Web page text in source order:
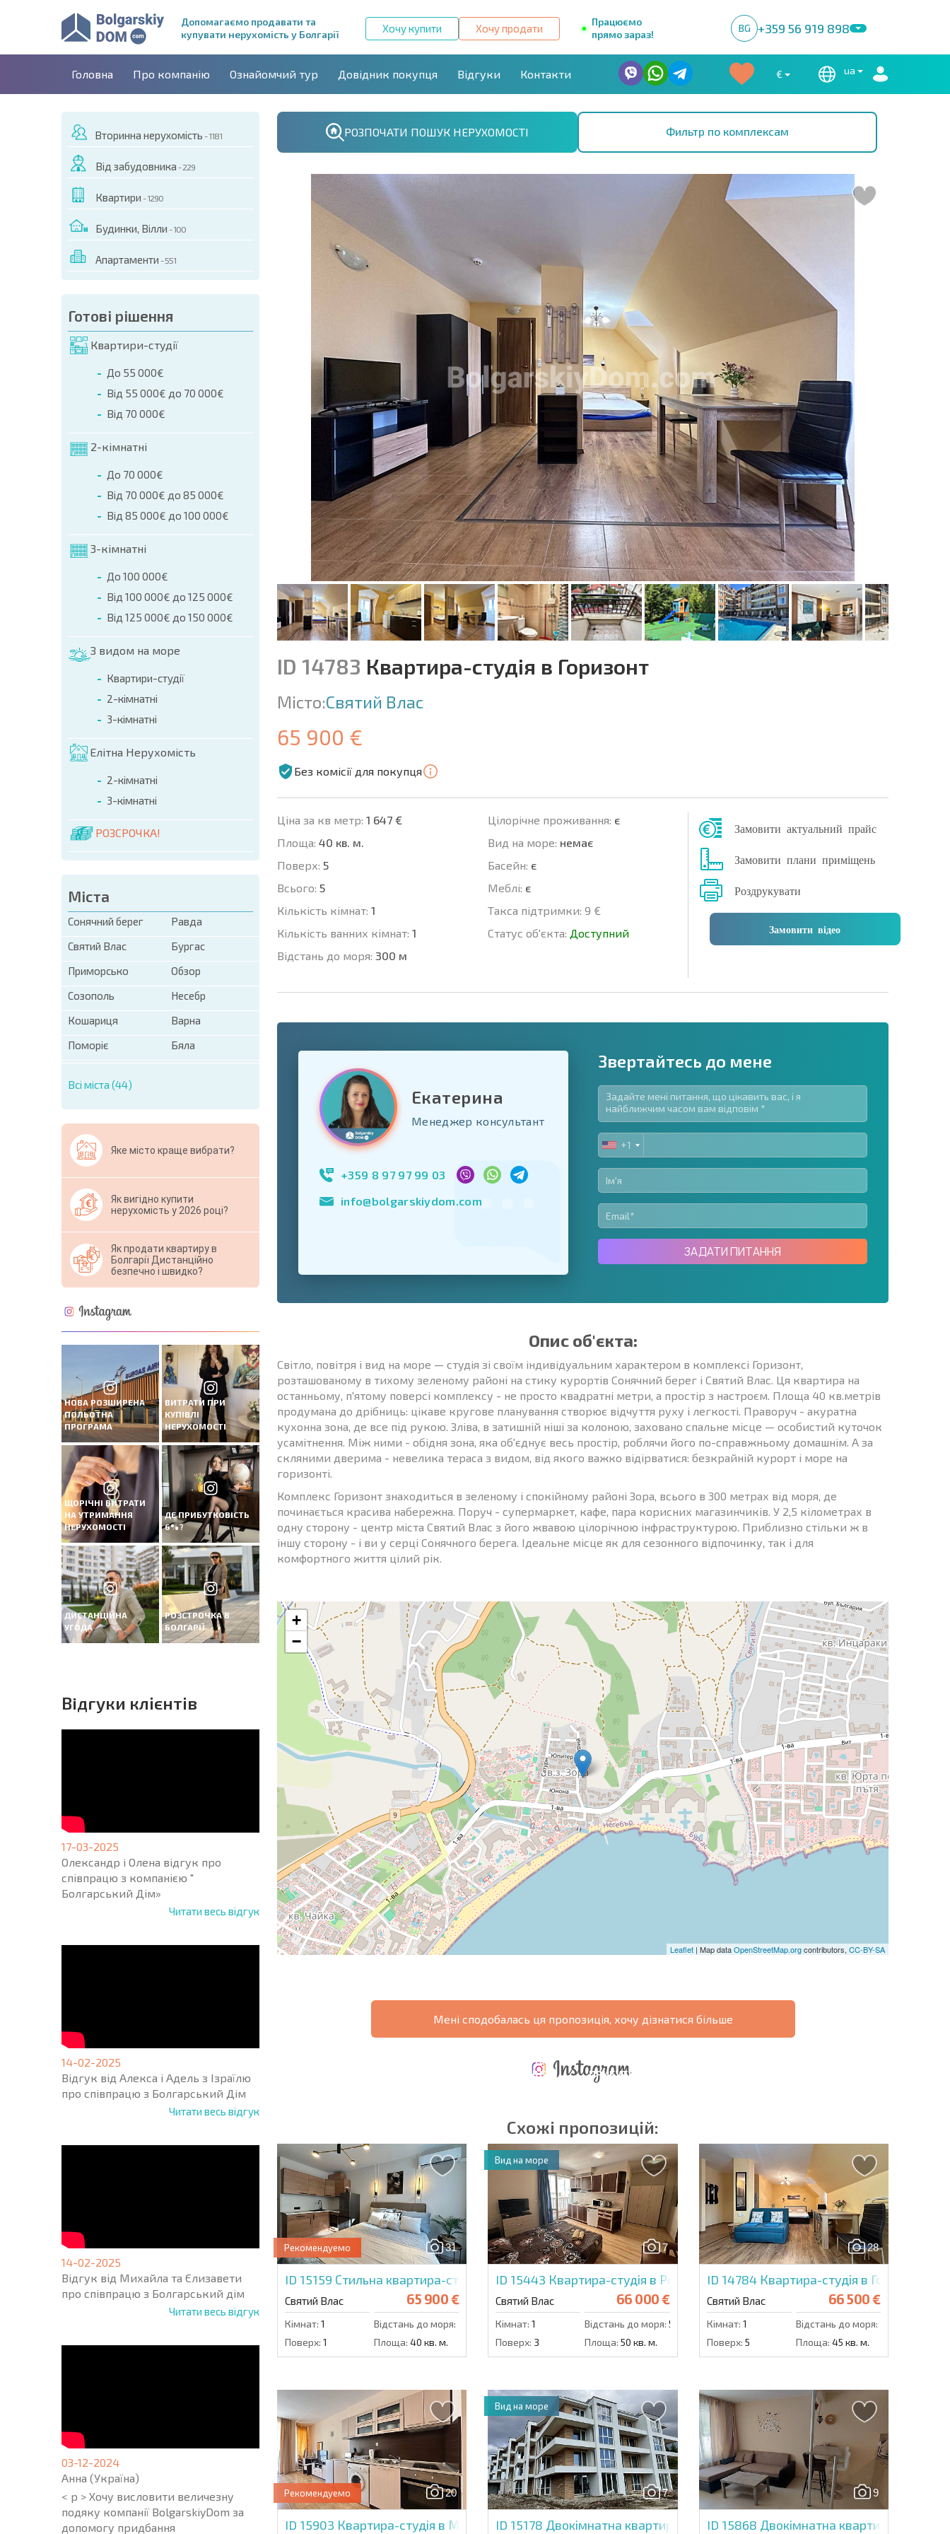
Допомагаємо продавати та
купувати нерухомість у Болгарії
Хочу купити Хочу продати
Працюємо
прямо зараз!
BG +359 56 919 898
Головна Про компанію Ознайомчий тур Довідник покупця Відгуки Контакти € ua
Вторинна нерухомість - 1181
Від забудовника - 229
Квартири - 1290
Будинки, Вілли - 100
Апартаменти - 551
Готові рішення
Квартири-студії
До 55 000€
Від 55 000€ до 70 000€
Від 70 000€
2-кімнатні
До 70 000€
Від 70 000€ до 85 000€
Від 85 000€ до 100 000€
3-кімнатні
До 100 000€
Від 100 000€ до 125 000€
Від 125 000€ до 150 000€
З видом на море
Квартири-студії
2-кімнатні
3-кімнатні
Елітна Нерухомість
2-кімнатні
3-кімнатні
РОЗСРОЧКА!
Міста
Сонячний берег
Равда
Святий Влас
Бургас
Приморсько
Обзор
Созополь
Несебр
Кошариця
Варна
Поморіє
Бяла
Всі міста (44)
Яке місто краще вибрати?
Як вигідно купити
нерухомість у 2026 році?
Як продати квартиру в
Болгарії Дистанційно
безпечно і швидко?
НОВА РОЗШИРЕНА
ПОЛЬОТНА
ПРОГРАМА
ВИТРАТИ ПРИ
КУПІВЛІ
НЕРУХОМОСТІ
ЩОРІЧНІ ВИТРАТИ
НА УТРИМАННЯ
НЕРУХОМОСТІ
ДЕ ПРИБУТКОВІСТЬ
6%?
ДИСТАНЦІЙНА
УГОДА
РОЗСТРОЧКА В
БОЛГАРІЇ
Вiдгуки клієнтів
17-03-2025
Олександр і Олена відгук про
співпрацю з компанією "
Болгарський Дім»
Читати весь відгук
14-02-2025
Відгук від Алекса і Адель з Ізраїлю
про співпрацю з Болгарський Дім
Читати весь відгук
14-02-2025
Відгук від Михайла та Єлизавети
про співпрацю з Болгарський дім
Читати весь відгук
03-12-2024
Анна (Україна)
< p > Хочу висловити величезну
подяку компанії BolgarskiyDom за
допомогу придбання
РОЗПОЧАТИ ПОШУК НЕРУХОМОСТІ Фильтр по комплексам
ЦЬОГО ОБ'ЄКТА
(Ім'я, E-mail, Телефон)
+359 8 9797 99 03
ID 14783 Квартира-студія в Горизонт
Місто:Святий Влас
65 900 €
Без комісії для покупця
Ціна за кв метр: 1 647 €
Площа: 40 кв. м.
Поверх: 5
Всього: 5
Кількість кімнат: 1
Кількість ванних кімнат: 1
Відстань до моря: 300 м
Цілорічне проживання: є
Вид на море: немає
Баcейн: є
Меблі: є
Такса підтримки: 9 €
Статус об'єкта: Доступний
Замовити актуальний прайс
Замовити плани приміщень
Роздрукувати
Замовити відео
United
+1
* Поля обов'язкові для заповнення
Свернуть форму
Підписатися на розсилку | Натискаючи кнопку, ви дозволяєте
використання своїх даних.
Надіслати повідомлення
Екатерина
Менеджер консультант
+359 8 97 97 99 03
info@bolgarskiydom.com
Звертайтесь до мене
UNITED
STATES
+1
+1
ЗАДАТИ ПИТАННЯ
Опис об'єкта:
Світло, повітря і вид на море — студія зі своїм індивідуальним характером в комплексі Горизонт,
розташованому в тихому зеленому районі на стику курортів Сонячний берег і Святий Влас. Ця квартира на
останньому, п'ятому поверсі комплексу - не просто квадратні метри, а простір з настроєм. Площа 40 кв.метрiв
продумана до дрібниць: цікаве кругове планування створює відчуття руху і легкості. Праворуч - акуратна
кухонна зона, де все під рукою. Зліва, в затишній ніші за колоною, заховано спальне місце — особистий куточок
усамітнення. Між ними - обідня зона, яка об'єднує весь простір, роблячи його по-справжньому домашнім. А за
скляними дверима - невелика тераса з видом, від якого важко відірватися: безкрайній курорт і море на
горизонті.
Комплекс Горизонт знаходиться в зеленому і спокійному районі Зора, всього в 300 метрах від моря, де
починається красива набережна. Поруч - супермаркет, кафе, пара корисних магазинчиків. У 2,5 кілометрах в
одну сторону - центр міста Святий Влас з його жвавою цілорічною інфраструктурою. Приблизно стільки ж в
іншу сторону - і ви у серці Сонячного берега. Ідеальне місце як для сезонного відпочинку, так і для
комфортного життя цілий рік.
+
−
Leaflet | Map dataOpenStreetMap.orgcontributors, CC-BY-SA
Мені сподобалась ця пропозиція, хочу дізнатися більше
* Поля обов'язкові для заповнення
Підписатися на розсилку | Натискаючи кнопку, ви дозволяєте
використання своїх даних.
Надіслати повідомлення
ВИТРАТИ НА
УТРИМАННЯ
ПРИБУТКОВІСТЬ
Схожі пропозицій:
31
Рекомендуемо
ID 15159 Стильна квартира-студія в Панорама Бей 2
Святий Влас 65 900 €
Кімнат: 1 Відстань до моря:
Поверх: 1 Площа: 40 кв. м.
7
ID 15443 Квартира-студія в Роял Резиденс
Святий Влас 66 000 €
Кімнат: 1 Відстань до моря: 500 м.
Поверх: 3 Площа: 50 кв. м.
Вид на море
28
ID 14784 Квартира-студія в Горизонт
Святий Влас 66 500 €
Кімнат: 1 Відстань до моря:
Поверх: 5 Площа: 45 кв. м.
20
Рекомендуемо
ID 15903 Квартира-студія в Меджик Дрімс
7
ID 15178 Двокімнатна квартира в Вілла Маргарита
Вид на море
9
ID 15868 Двокімнатна квартира в